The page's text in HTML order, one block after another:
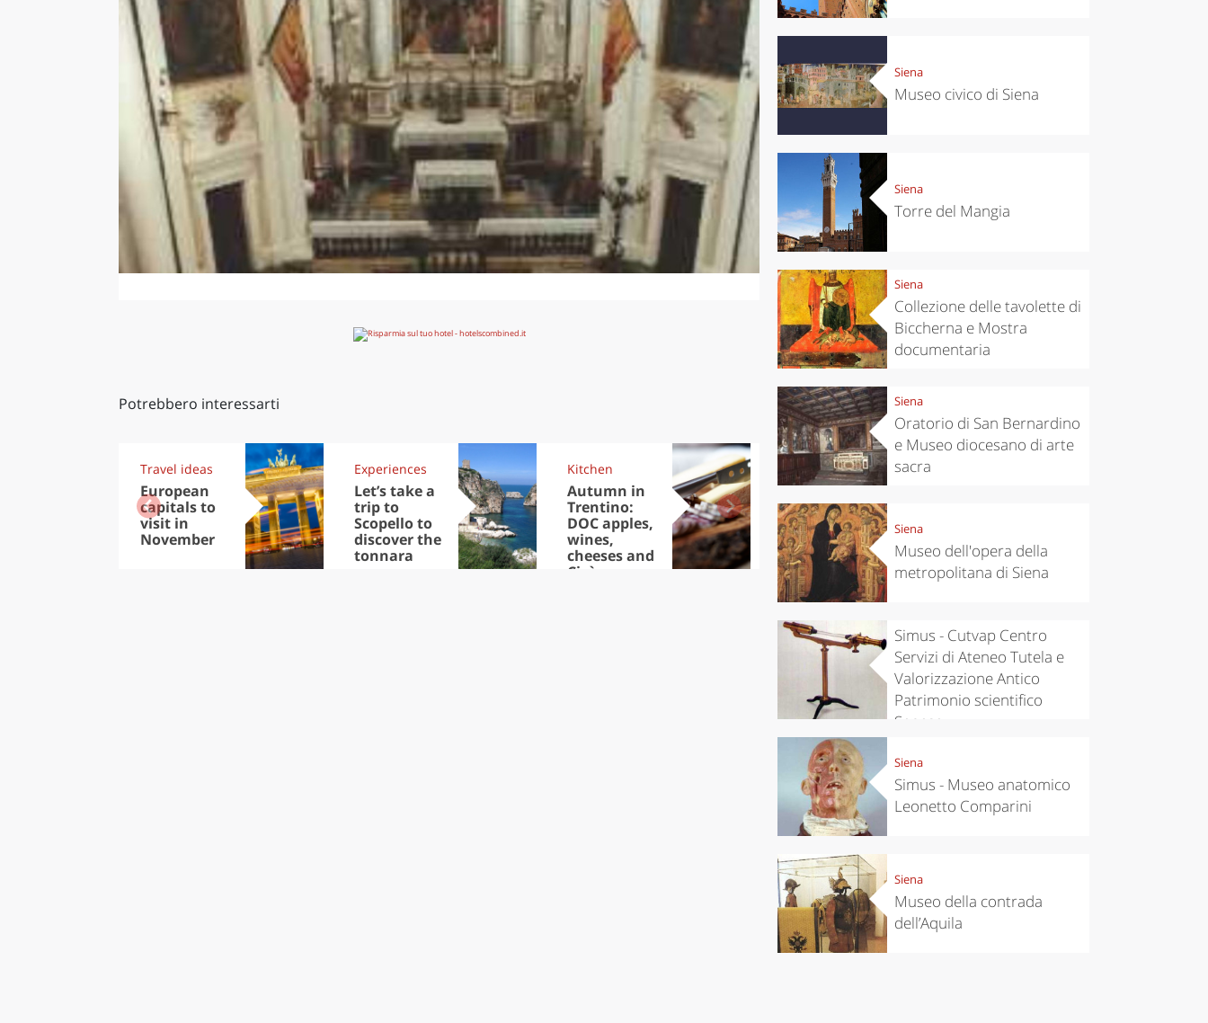
Potrebbero interessarti
Travel ideas
European
capitals to
visit in
November
Experiences
Let’s take a
trip to
Scopello to
discover the
tonnara
Kitchen
Autumn in
Trentino:
DOC apples,
wines,
cheeses and
Ciuìga
Kitchen
Sibari's Rice
the best rice
in Italy
itinerary
Siena
Museo civico di Siena
Siena
Torre del Mangia
Siena
Collezione delle tavolette di
Biccherna e Mostra
documentaria
Siena
Oratorio di San Bernardino
e Museo diocesano di arte
sacra
Siena
Museo dell'opera della
metropolitana di Siena
Simus - Cutvap Centro
Servizi di Ateneo Tutela e
Valorizzazione Antico
Patrimonio scientifico
Senese
Siena
Simus - Museo anatomico
Leonetto Comparini
Siena
Museo della contrada
dell’Aquila